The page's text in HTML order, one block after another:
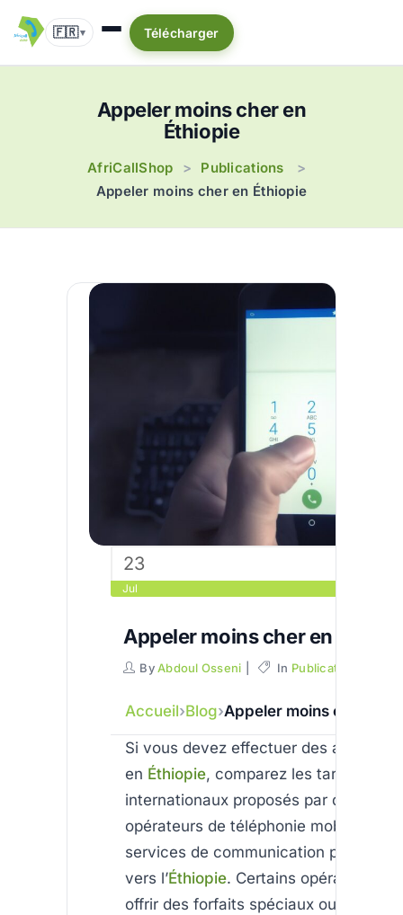
🇫🇷▾ Télécharger
Appeler moins cher en
Éthiopie
AfriCallShop > Publications
>
Appeler moins cher en Éthiopie
23
Jul
Appeler moins cher en
ByAbdoul Osseni In Publications
Accueil Blog Appeler moins cher en
Si vous devez effectuer des appels
en Éthiopie, comparez les tarifs
internationaux proposés par différents
opérateurs de téléphonie mobile et de
services de communication pour les
vers l’Éthiopie. Certains opérateurs
offrir des forfaits spéciaux ou des